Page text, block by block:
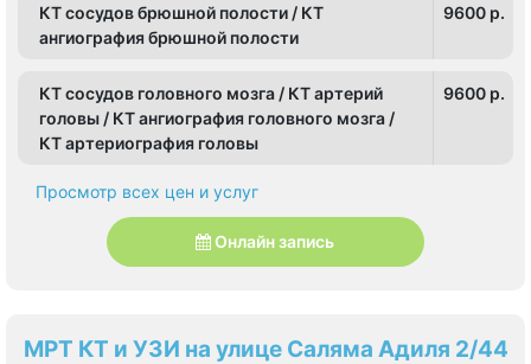
КТ сосудов брюшной полости / КТ
ангиография брюшной полости
9600 p.
КТ сосудов головного мозга / КТ артерий
головы / КТ ангиография головного мозга /
КТ артериография головы
9600 p.
Просмотр всех цен и услуг
Онлайн запись
МРТ КТ и УЗИ на улице Саляма Адиля 2/44